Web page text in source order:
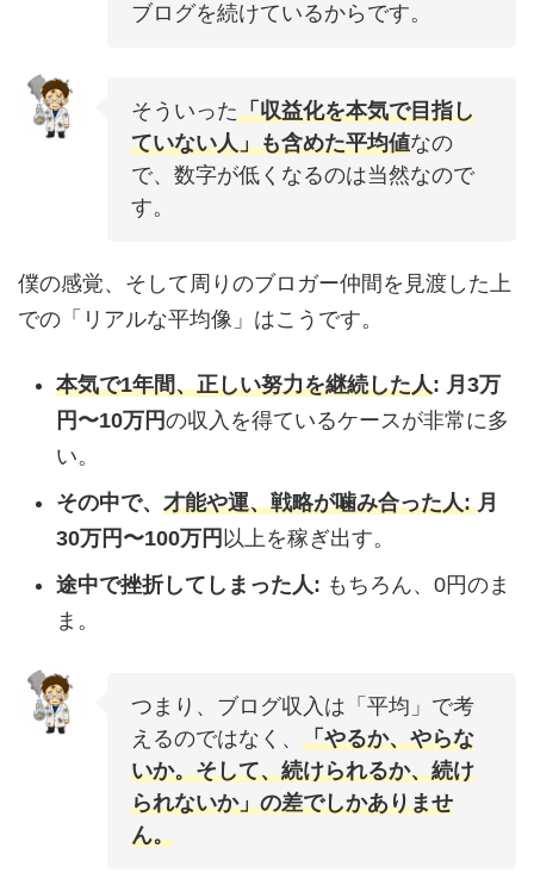
ブログを続けているからです。
そういった「収益化を本気で目指し
ていない人」も含めた平均値なの
で、数字が低くなるのは当然なので
す。
僕の感覚、そして周りのブロガー仲間を見渡した上
での「リアルな平均像」はこうです。
本気で1年間、正しい努力を継続した人: 月3万
円〜10万円の収入を得ているケースが非常に多
い。
その中で、 才能や運、戦略が噛み合った人: 月
30万円〜100万円 以上を稼ぎ出す。
途中で挫折してしまった人: もちろん、0円のま
ま。
つまり、ブログ収入は「平均」で考
えるのではなく、 「やるか、やらな
いか。そして、続けられるか、続け
られないか」の差でしかありませ
ん。